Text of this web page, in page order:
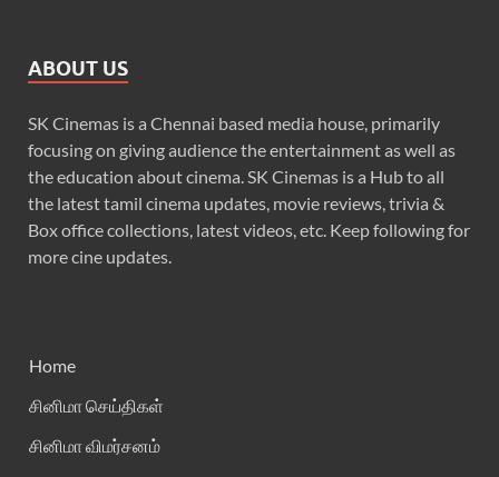
ABOUT US
SK Cinemas is a Chennai based media house, primarily
focusing on giving audience the entertainment as well as
the education about cinema. SK Cinemas is a Hub to all
the latest tamil cinema updates, movie reviews, trivia &
Box office collections, latest videos, etc. Keep following for
more cine updates.
Home
சினிமா செய்திகள்
சினிமா விமர்சனம்